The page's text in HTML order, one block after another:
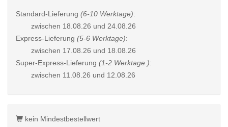
Standard-Lieferung (6-10 Werktage):
zwischen 18.08.26 und 24.08.26
Express-Lieferung (5-6 Werktage):
zwischen 17.08.26 und 18.08.26
Super-Express-Lieferung (1-2 Werktage ):
zwischen 11.08.26 und 12.08.26
kein Mindestbestellwert